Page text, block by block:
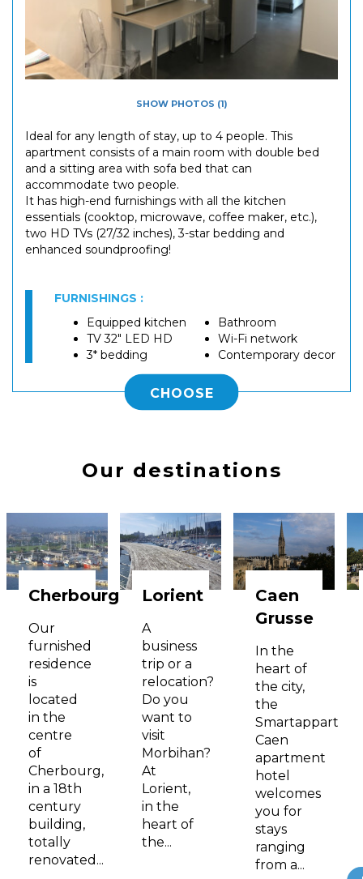
SHOW PHOTOS (1)
Ideal for any length of stay, up to 4 people. This
apartment consists of a main room with double bed
and a sitting area with sofa bed that can
accommodate two people.
It has high-end furnishings with all the kitchen
essentials (cooktop, microwave, coffee maker, etc.),
two HD TVs (27/32 inches), 3-star bedding and
enhanced soundproofing!
FURNISHINGS :
Equipped kitchen
TV 32" LED HD
3* bedding
Bathroom
Wi-Fi network
Contemporary decor
CHOOSE
Our destinations
Cherbourg
Our
furnished
residence
is
located
in the
centre
of
Cherbourg,
in a 18th
century
building,
totally
renovated...
Lorient
A
business
trip or a
relocation?
Do you
want to
visit
Morbihan?
At
Lorient,
in the
heart of
the...
Caen
Grusse
In the
heart of
the city,
the
Smartappart
Caen
apartment
hotel
welcomes
you for
stays
ranging
from a...